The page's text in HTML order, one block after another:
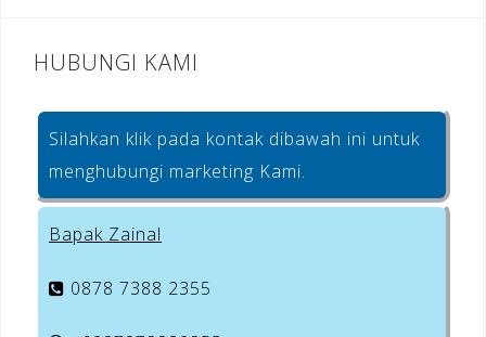
HUBUNGI KAMI
Silahkan klik pada kontak dibawah ini untuk
menghubungi marketing Kami.
Bapak Zainal
0878 7388 2355